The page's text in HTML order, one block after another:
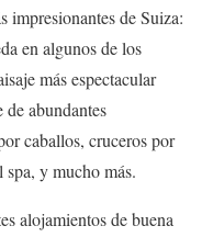
impresionantes de Suiza:
en algunos de los
más espectacular
de abundantes
caballos, cruceros por
y mucho más.
alojamientos de buena